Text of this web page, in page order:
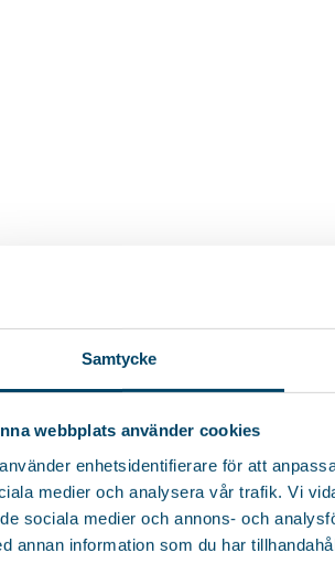
Samtycke
webbplats använder cookies
enhetsidentifierare för att
medier och analysera vår trafik. Vi
sociala medier och annons- och
annan information som du har
LIKE..